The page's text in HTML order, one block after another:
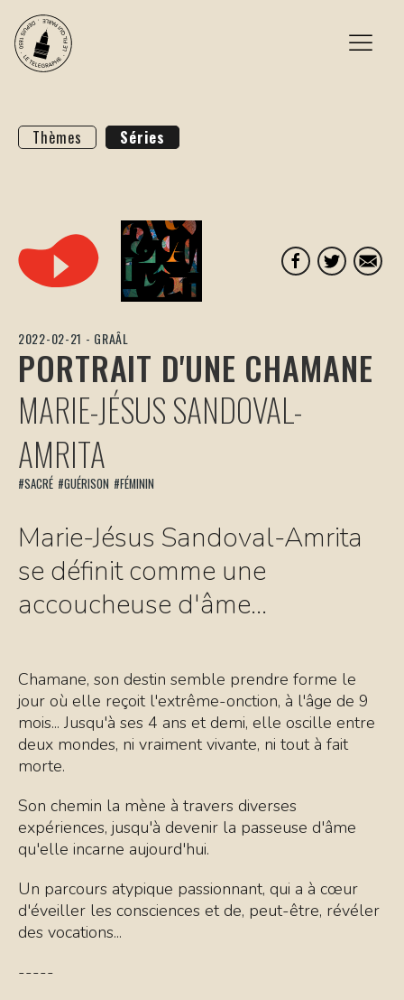
agenda
restaurant
le
podcasts
la
lettre
contact
Thèmes Séries
2022-02-21 - GRAÂL
PORTRAIT D'UNE CHAMANE
MARIE-JÉSUS SANDOVAL-
AMRITA
#SACRÉ #GUÉRISON #FÉMININ
Marie-Jésus Sandoval-Amrita
se définit comme une
accoucheuse d'âme...
Chamane, son destin semble prendre forme le
jour où elle reçoit l'extrême-onction, à l'âge de 9
mois... Jusqu'à ses 4 ans et demi, elle oscille entre
deux mondes, ni vraiment vivante, ni tout à fait
morte.
Son chemin la mène à travers diverses
expériences, jusqu'à devenir la passeuse d'âme
qu'elle incarne aujourd'hui.
Un parcours atypique passionnant, qui a à cœur
d'éveiller les consciences et de, peut-être, révéler
des vocations...
-----